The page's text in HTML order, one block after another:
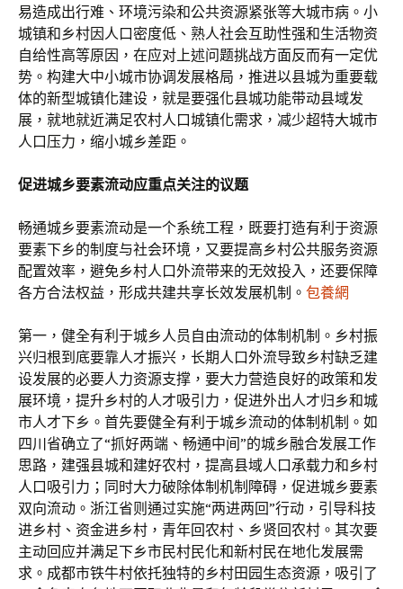
易造成出行难、环境污染和公共资源紧张等大城市病。小
城镇和乡村因人口密度低、熟人社会互助性强和生活物资
自给性高等原因，在应对上述问题挑战方面反而有一定优
势。构建大中小城市协调发展格局，推进以县城为重要载
体的新型城镇化建设，就是要强化县城功能带动县域发
展，就地就近满足农村人口城镇化需求，减少超特大城市
人口压力，缩小城乡差距。
促进城乡要素流动应重点关注的议题
畅通城乡要素流动是一个系统工程，既要打造有利于资源
要素下乡的制度与社会环境，又要提高乡村公共服务资源
配置效率，避免乡村人口外流带来的无效投入，还要保障
各方合法权益，形成共建共享长效发展机制。 包養網
第一，健全有利于城乡人员自由流动的体制机制。乡村振
兴归根到底要靠人才振兴，长期人口外流导致乡村缺乏建
设发展的必要人力资源支撑，要大力营造良好的政策和发
展环境，提升乡村的人才吸引力，促进外出人才归乡和城
市人才下乡。首先要健全有利于城乡流动的体制机制。如
四川省确立了“抓好两端、畅通中间”的城乡融合发展工作
思路，建强县城和建好农村，提高县域人口承载力和乡村
人口吸引力；同时大力破除体制机制障碍，促进城乡要素
双向流动。浙江省则通过实施“两进两回”行动，引导科技
进乡村、资金进乡村，青年回农村、乡贤回农村。其次要
主动回应并满足下乡市民村民化和新村民在地化发展需
求。成都市铁牛村依托独特的乡村田园生态资源，吸引了